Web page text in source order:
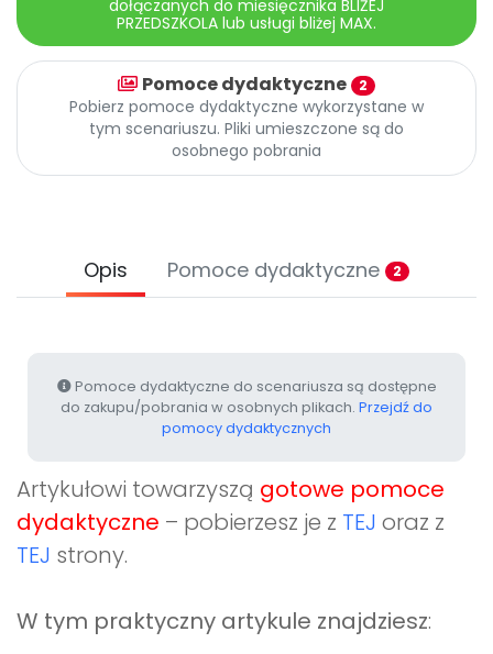
Promocje
dołączanych do miesięcznika BLIŻEJ
PRZEDSZKOLA lub usługi bliżej MAX.
Pomoce dydaktyczne 2
Pobierz pomoce dydaktyczne wykorzystane w
tym scenariuszu. Pliki umieszczone są do
osobnego pobrania
Opis Pomoce dydaktyczne 2
Pomoce dydaktyczne do scenariusza są dostępne
do zakupu/pobrania w osobnych plikach. Przejdź do
pomocy dydaktycznych
Artykułowi towarzyszą gotowe pomoce
dydaktyczne – pobierzesz je z TEJ oraz z
TEJ strony.
W tym praktyczny artykule znajdziesz: